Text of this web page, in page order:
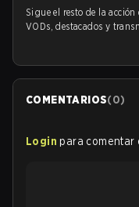
Sigue el resto de la acción
VODs, destacados y
COMENTARIOS(0)
Login para comentar